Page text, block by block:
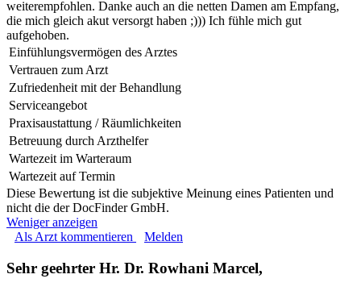
weiterempfohlen. Danke auch an die netten Damen am Empfang,
die mich gleich akut versorgt haben ;))) Ich fühle mich gut
aufgehoben.
Einfühlungsvermögen des Arztes
Vertrauen zum Arzt
Zufriedenheit mit der Behandlung
Serviceangebot
Praxisaustattung / Räumlichkeiten
Betreuung durch Arzthelfer
Wartezeit im Warteraum
Wartezeit auf Termin
Diese Bewertung ist die subjektive Meinung eines Patienten und
nicht die der DocFinder GmbH.
Weniger anzeigen
Als Arzt kommentieren
Melden
Sehr geehrter Hr. Dr. Rowhani Marcel,